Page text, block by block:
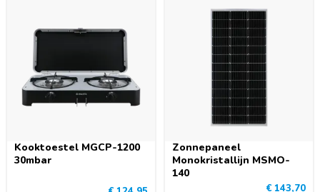
Kooktoestel MGCP-1200
30mbar
Zonnepaneel
Monokristallijn MSMO-
140
€ 143,70